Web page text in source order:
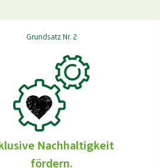
Grundsatz Nr. 2
Nachhaltigkeit
fördern.